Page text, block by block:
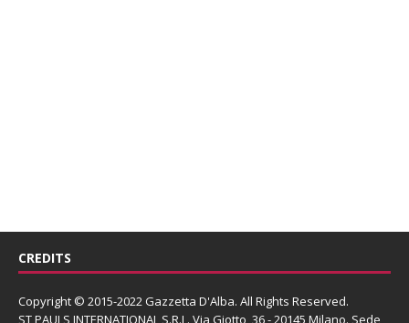
CREDITS
Copyright © 2015-2022 Gazzetta D'Alba. All Rights Reserved.
ST PAULS INTERNATIONAL S.R.L. Via Giotto, 36 - 20145 Milano. Sede